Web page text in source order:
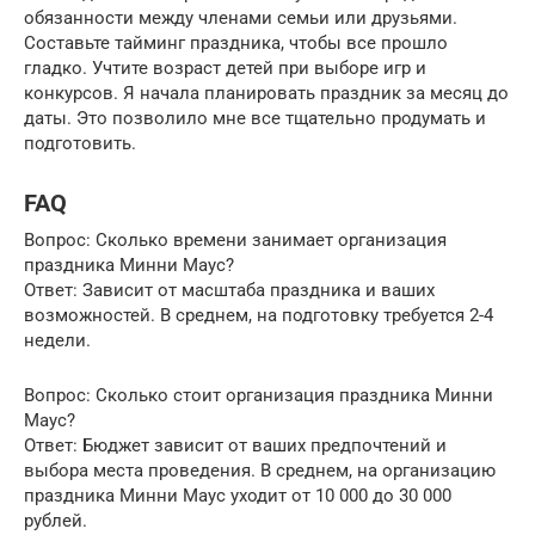
обязанности между членами семьи или друзьями.
Составьте тайминг праздника, чтобы все прошло
гладко. Учтите возраст детей при выборе игр и
конкурсов. Я начала планировать праздник за месяц до
даты. Это позволило мне все тщательно продумать и
подготовить.
FAQ
Вопрос: Сколько времени занимает организация
праздника Минни Маус?
Ответ: Зависит от масштаба праздника и ваших
возможностей. В среднем, на подготовку требуется 2-4
недели.
Вопрос: Сколько стоит организация праздника Минни
Маус?
Ответ: Бюджет зависит от ваших предпочтений и
выбора места проведения. В среднем, на организацию
праздника Минни Маус уходит от 10 000 до 30 000
рублей.